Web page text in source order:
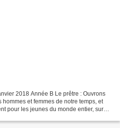
2018 Année B Le prêtre : Ouvrons
et femmes de notre temps, et
pour les jeunes du monde entier, sur